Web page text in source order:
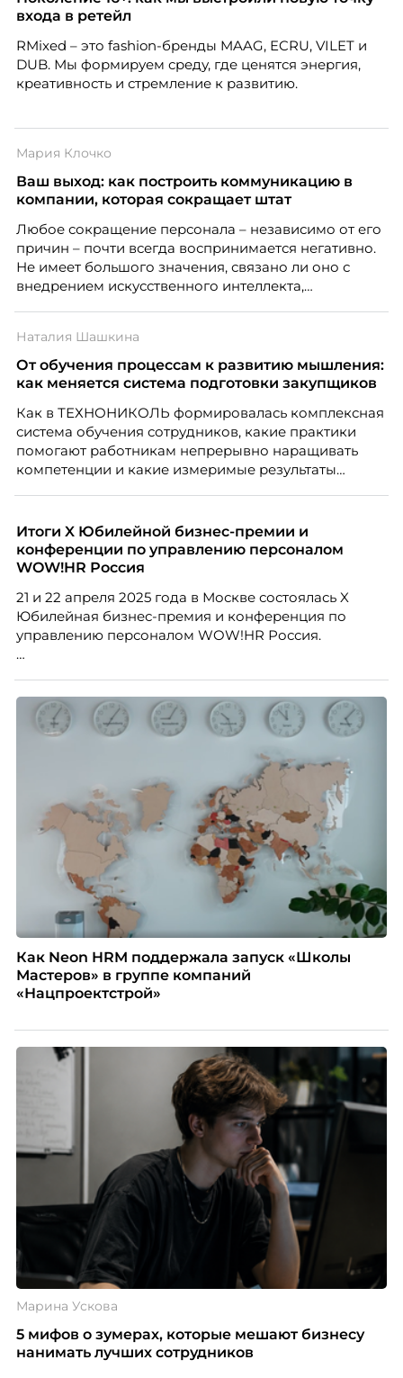
входа в ретейл
RMixed – это fashion-бренды MAAG, ECRU, VILET и
DUB. Мы формируем среду, где ценятся энергия,
креативность и стремление к развитию.
Мария Клочко
Ваш выход: как построить коммуникацию в
компании, которая сокращает штат
Любое сокращение персонала – независимо от его
причин – почти всегда воспринимается негативно.
Не имеет большого значения, связано ли оно с
внедрением искусственного интеллекта,
структуры компании. Для сотрудников сокращения
означают потерю стабильности, а для внешнего
рынка становятся сигналом о возможных
нередко превращаются в фактор, который
негативно влияет HR-бренд работодателя.
Наталия Шашкина
От обучения процессам к развитию мышления:
как меняется система подготовки закупщиков
Как в ТЕХНОНИКОЛЬ формировалась комплексная
система обучения сотрудников, какие практики
помогают работникам непрерывно наращивать
компетенции и какие измеримые результаты
закупкам направления «Минеральная изоляция»
компании ТЕХНОНИКОЛЬ.
Итоги X Юбилейной бизнес-премии и
конференции по управлению персоналом
WOW!HR Россия
21 и 22 апреля 2025 года в Москве состоялась X
Юбилейная бизнес-премия и конференция по
управлению персоналом WOW!HR Россия.
номинантов и гостей мероприятия.
Как Neon HRM поддержала запуск «Школы
Мастеров» в группе компаний
«Нацпроектстрой»
Марина Ускова
5 мифов о зумерах, которые мешают бизнесу
нанимать лучших сотрудников